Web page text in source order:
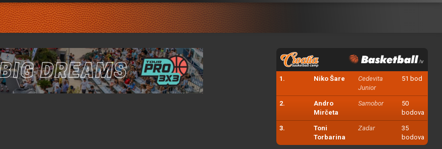
1. Niko Šare
Cedevita
Junior
51 bod
2.
Andro
Mirčeta
Samobor
50
bodova
3.
Toni
Torbarina
Zadar
35
bodova